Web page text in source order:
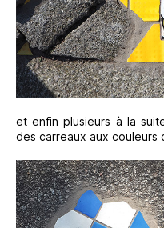
et enfin plusieurs à la
des carreaux aux couleurs